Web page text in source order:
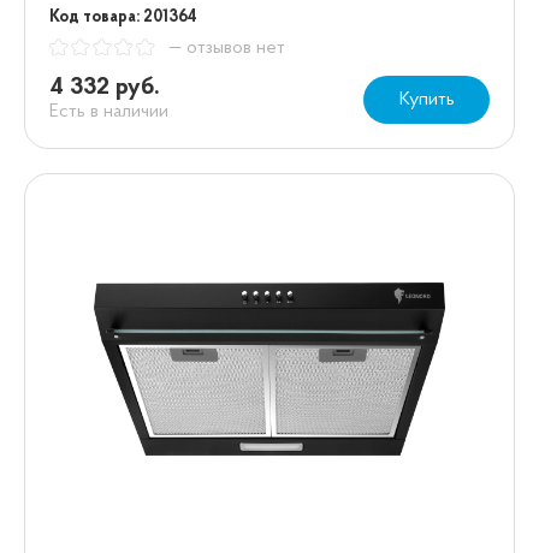
Код товара: 201364
— отзывов нет
4 332 руб.
Есть в наличии
Купить